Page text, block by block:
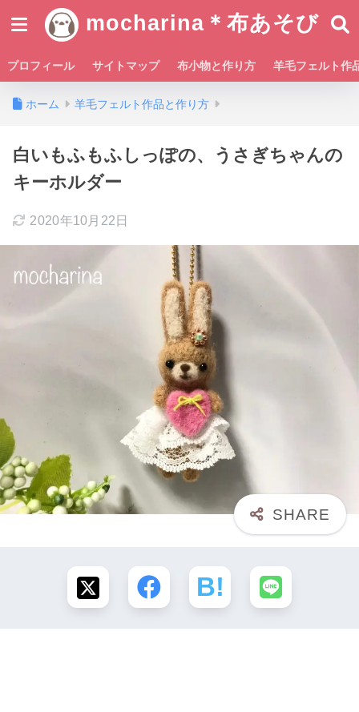
mocharina＊布あそび
プロフィール サイトマップ 布小物と作り方 羊毛フェルト作
ホーム 羊毛フェルト作品と作り方
白いもふもふしっぽの、うさぎちゃんの
キーホルダー
2020年10月22日